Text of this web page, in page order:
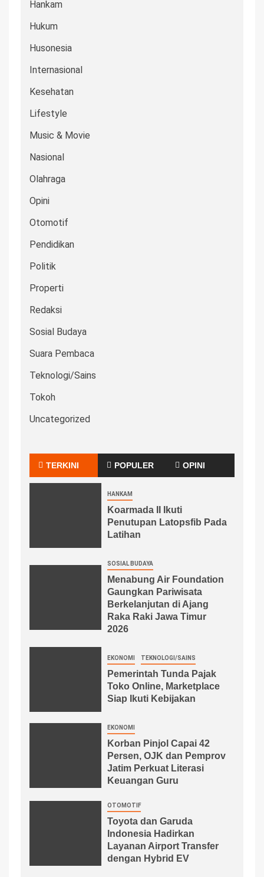
Hankam
Hukum
Husonesia
Internasional
Kesehatan
Lifestyle
Music & Movie
Nasional
Olahraga
Opini
Otomotif
Pendidikan
Politik
Properti
Redaksi
Sosial Budaya
Suara Pembaca
Teknologi/Sains
Tokoh
Uncategorized
TERKINI POPULER OPINI
HANKAM
Koarmada II Ikuti
Penutupan Latopsfib Pada
Latihan
SOSIAL BUDAYA
Menabung Air Foundation
Gaungkan Pariwisata
Berkelanjutan di Ajang
Raka Raki Jawa Timur
2026
EKONOMI TEKNOLOGI/SAINS
Pemerintah Tunda Pajak
Toko Online, Marketplace
Siap Ikuti Kebijakan
EKONOMI
Korban Pinjol Capai 42
Persen, OJK dan Pemprov
Jatim Perkuat Literasi
Keuangan Guru
OTOMOTIF
Toyota dan Garuda
Indonesia Hadirkan
Layanan Airport Transfer
dengan Hybrid EV